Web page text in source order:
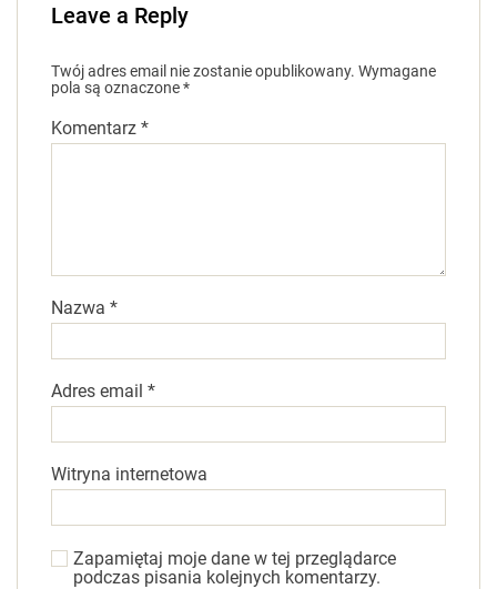
Leave a Reply
Twój adres email nie zostanie opublikowany. Wymagane
pola są oznaczone*
Komentarz *
Nazwa *
Adres email *
Witryna internetowa
Zapamiętaj moje dane w tej przeglądarce
podczas pisania kolejnych komentarzy.